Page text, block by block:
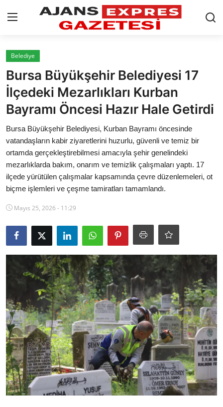
GİRİŞ YAP
AnaSayfa
Eskişehir Siyaset
Siyaset
Türkiye Gündemi
Yerel
Siber Güvenlik
Ekonomi
Özel Haber
Teknoloji
Spor
TBMM Haberleri
Belediye
Sağlık
Belediye
Bursa Büyükşehir Belediyesi 17
İlçedeki Mezarlıkları Kurban
Bayramı Öncesi Hazır Hale Getirdi
Bursa Büyükşehir Belediyesi, Kurban Bayramı öncesinde
vatandaşların kabir ziyaretlerini huzurlu, güvenli ve temiz bir
ortamda gerçekleştirebilmesi amacıyla şehir genelindeki
mezarlıklarda bakım, onarım ve temizlik çalışmaları yaptı. 17
ilçede yürütülen çalışmalar kapsamında çevre düzenlemeleri, ot
biçme işlemleri ve çeşme tamiratları tamamlandı.
Mayıs 25, 2026 - 11:29